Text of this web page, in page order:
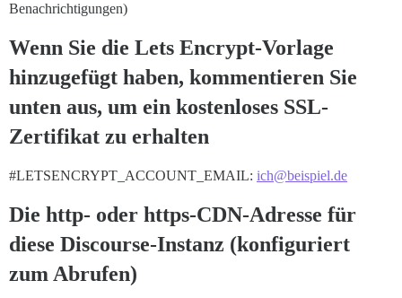
Benachrichtigungen)
Wenn Sie die Lets Encrypt-Vorlage
hinzugefügt haben, kommentieren Sie
unten aus, um ein kostenloses SSL-
Zertifikat zu erhalten
#LETSENCRYPT_ACCOUNT_EMAIL: ich@beispiel.de
Die http- oder https-CDN-Adresse für
diese Discourse-Instanz (konfiguriert
zum Abrufen)